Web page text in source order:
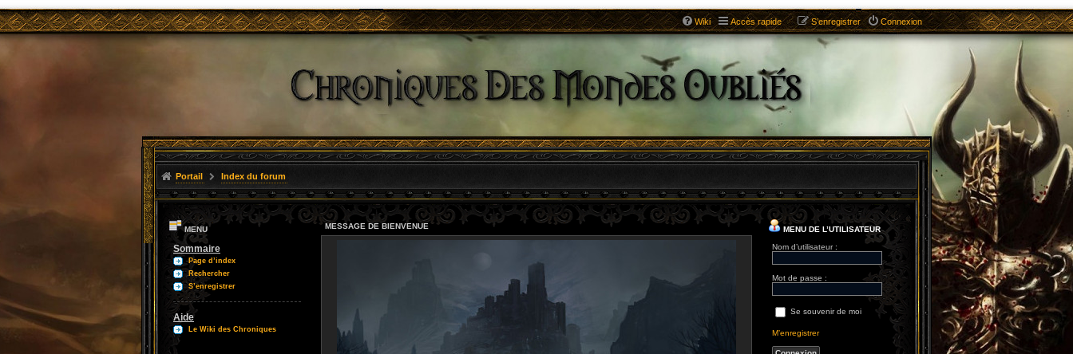
Wiki Accès rapide Connexion
S’enregistrer
Portail Index du forum
MESSAGE DE BIENVENUE
MENU
Sommaire
Page d’index
Rechercher
S’enregistrer
Aide
Le Wiki des Chroniques
MENU DE L’UTILISATEUR
Nom d’utilisateur :
Mot de passe :
Se souvenir de moi
M’enregistrer